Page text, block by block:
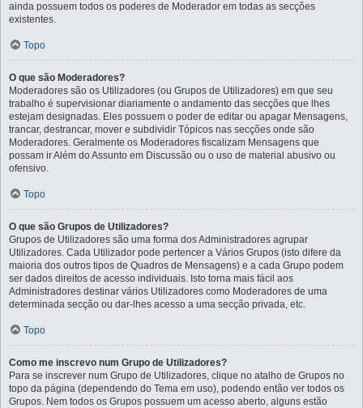
ainda possuem todos os poderes de Moderador em todas as secções
existentes.
Topo
O que são Moderadores?
Moderadores são os Utilizadores (ou Grupos de Utilizadores) em que seu
trabalho é supervisionar diariamente o andamento das secções que lhes
estejam designadas. Eles possuem o poder de editar ou apagar Mensagens,
trancar, destrancar, mover e subdividir Tópicos nas secções onde são
Moderadores. Geralmente os Moderadores fiscalizam Mensagens que
possam ir Além do Assunto em Discussão ou o uso de material abusivo ou
ofensivo.
Topo
O que são Grupos de Utilizadores?
Grupos de Utilizadores são uma forma dos Administradores agrupar
Utilizadores. Cada Utilizador pode pertencer a Vários Grupos (isto difere da
maioria dos outros tipos de Quadros de Mensagens) e a cada Grupo podem
ser dados direitos de acesso individuais. Isto torna mais fácil aos
Administradores destinar vários Utilizadores como Moderadores de uma
determinada secção ou dar-lhes acesso a uma secção privada, etc.
Topo
Como me inscrevo num Grupo de Utilizadores?
Para se inscrever num Grupo de Utilizadores, clique no atalho de Grupos no
topo da página (dependendo do Tema em uso), podendo então ver todos os
Grupos. Nem todos os Grupos possuem um acesso aberto, alguns estão